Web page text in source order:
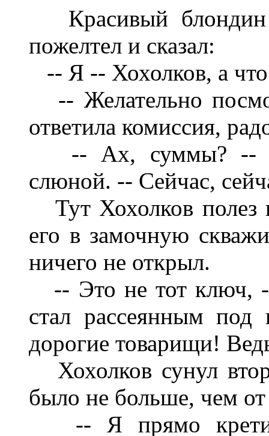
Красивый блондин
пожелтел и сказал:
-- Я -- Хохолков, а
-- Желательно
ответила комиссия,
-- Ах, суммы? --
слюной. -- Сейчас,
Тут Хохолков полез
его в замочную
ничего не открыл.
-- Это не тот ключ,
стал рассеянным под
дорогие товарищи!
Хохолков сунул
было не больше, чем от
-- Я прямо кретин